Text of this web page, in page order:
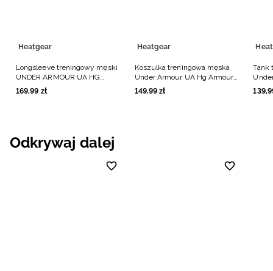
Heatgear
Longsleeve treningowy męski
UNDER ARMOUR UA HG
Armour Comp Mock LS - biały
169,99 zł
Heatgear
Koszulka treningowa męska
Under Armour UA Hg Armour
Comp Ss - biała
149,99 zł
Tank
139,
Odkrywaj dalej